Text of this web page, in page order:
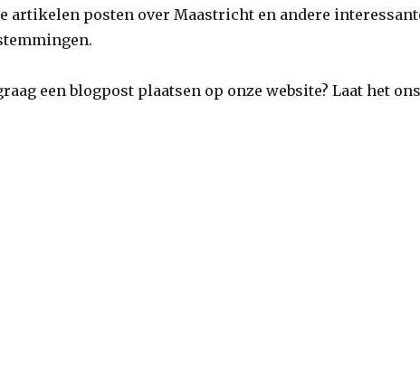
artikelen posten over Maastricht en andere
een blogpost plaatsen op onze website? Laat het ons